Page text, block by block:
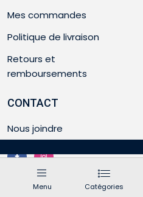
Menu Catégories
Mes commandes
Politique de livraison
Retours et
remboursements
CONTACT
Nous joindre